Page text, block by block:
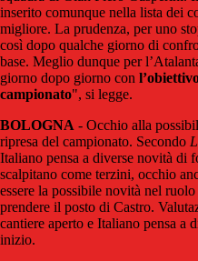
inserito comunque nella lista dei
migliore. La prudenza, per uno
così dopo qualche giorno di
base. Meglio dunque per
giorno dopo giorno con
campionato", si legge.
BOLOGNA - Occhio alla
ripresa del campionato. Secondo
Italiano pensa a diverse novità di
scalpitano come terzini, occhio
essere la possibile novità nel
prendere il posto di Castro.
cantiere aperto e Italiano pensa a
inizio.